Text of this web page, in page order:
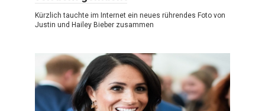
Kürzlich tauchte im Internet ein neues rührendes Foto von
Justin und Hailey Bieber zusammen